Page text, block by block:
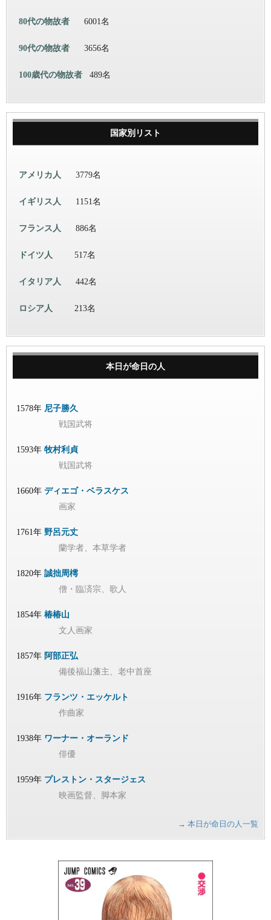
80代の物故者 6001名
90代の物故者 3656名
100歳代の物故者 489名
国家別リスト
アメリカ人 3779名
イギリス人 1151名
フランス人 886名
ドイツ人 517名
イタリア人 442名
ロシア人 213名
本日が命日の人
1578年 尼子勝久
戦国武将
1593年 牧村利貞
戦国武将
1660年 ディエゴ・ベラスケス
画家
1761年 野呂元丈
蘭学者、本草学者
1820年 誠拙周樗
僧・臨済宗、歌人
1854年 椿椿山
文人画家
1857年 阿部正弘
備後福山藩主、老中首座
1916年 フランツ・エッケルト
作曲家
1938年 ワーナー・オーランド
俳優
1959年 プレストン・スタージェス
映画監督、脚本家
→ 本日が命日の人一覧